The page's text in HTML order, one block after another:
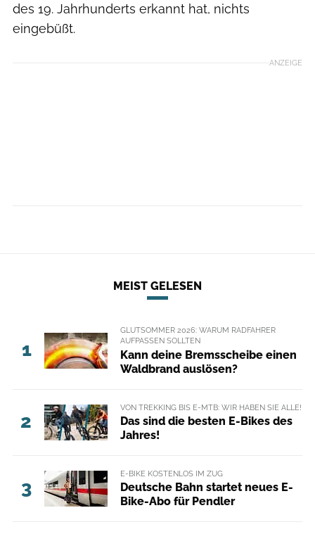
des 19. Jahrhunderts erkannt hat, nichts
eingebüßt.
ANZEIGE
MEIST GELESEN
1
GLUTSOMMER 2026: WARUM RADFAHRER
AUFPASSEN SOLLTEN
Kann deine Bremsscheibe einen
Waldbrand auslösen?
2
VON TREKKING BIS E-MTB: WIR HABEN SIE ALLE!
Das sind die besten E-Bikes des
Jahres!
3
E-BIKE KOSTENLOS IM ZUG
Deutsche Bahn startet neues E-
Bike-Abo für Pendler